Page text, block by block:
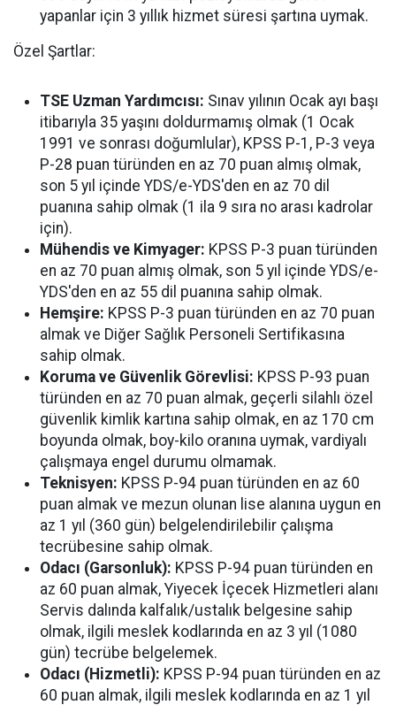
yapanlar için 3 yıllık hizmet süresi şartına uymak.
Özel Şartlar:
TSE Uzman Yardımcısı: Sınav yılının Ocak ayı başı
itibarıyla 35 yaşını doldurmamış olmak (1 Ocak
1991 ve sonrası doğumlular), KPSS P-1, P-3 veya
P-28 puan türünden en az 70 puan almış olmak,
son 5 yıl içinde YDS/e-YDS'den en az 70 dil
puanına sahip olmak (1 ila 9 sıra no arası kadrolar
için).
Mühendis ve Kimyager: KPSS P-3 puan türünden
en az 70 puan almış olmak, son 5 yıl içinde YDS/e-
YDS'den en az 55 dil puanına sahip olmak.
Hemşire: KPSS P-3 puan türünden en az 70 puan
almak ve Diğer Sağlık Personeli Sertifikasına
sahip olmak.
Koruma ve Güvenlik Görevlisi: KPSS P-93 puan
türünden en az 70 puan almak, geçerli silahlı özel
güvenlik kimlik kartına sahip olmak, en az 170 cm
boyunda olmak, boy-kilo oranına uymak, vardiyalı
çalışmaya engel durumu olmamak.
Teknisyen: KPSS P-94 puan türünden en az 60
puan almak ve mezun olunan lise alanına uygun en
az 1 yıl (360 gün) belgelendirilebilir çalışma
tecrübesine sahip olmak.
Odacı (Garsonluk): KPSS P-94 puan türünden en
az 60 puan almak, Yiyecek İçecek Hizmetleri alanı
Servis dalında kalfalık/ustalık belgesine sahip
olmak, ilgili meslek kodlarında en az 3 yıl (1080
gün) tecrübe belgelemek.
Odacı (Hizmetli): KPSS P-94 puan türünden en az
60 puan almak, ilgili meslek kodlarında en az 1 yıl